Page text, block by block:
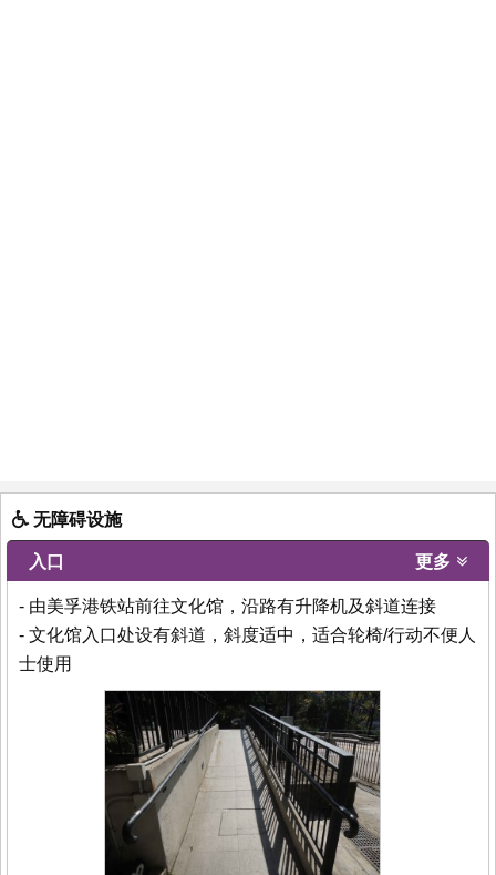
无障碍设施
入口 更多
- 由美孚港铁站前往文化馆，沿路有升降机及斜道连接
- 文化馆入口处设有斜道，斜度适中，适合轮椅/行动不便人
士使用